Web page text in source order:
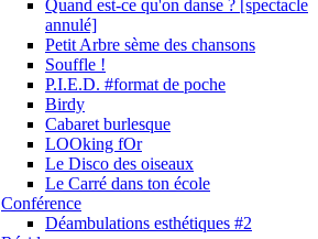
Quand est-ce qu'on danse ? [spectacle
annulé]
Petit Arbre sème des chansons
Souffle !
P.I.E.D. #format de poche
Birdy
Cabaret burlesque
LOOking fOr
Le Disco des oiseaux
Le Carré dans ton école
Conférence
Déambulations esthétiques #2